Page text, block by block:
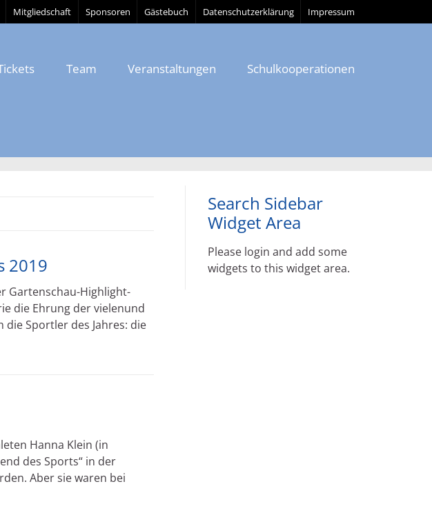
Mitgliedschaft Sponsoren Gästebuch Datenschutzerklärung Impressum
Team Veranstaltungen Schulkooperationen
2019
Gartenschau-Highlight-
die Ehrung der vielenund
Sportler des Jahres: die
Hanna Klein (in
des Sports“ in der
Aber sie waren bei
Search Sidebar
Widget Area
Please login and add some
widgets to this widget area.